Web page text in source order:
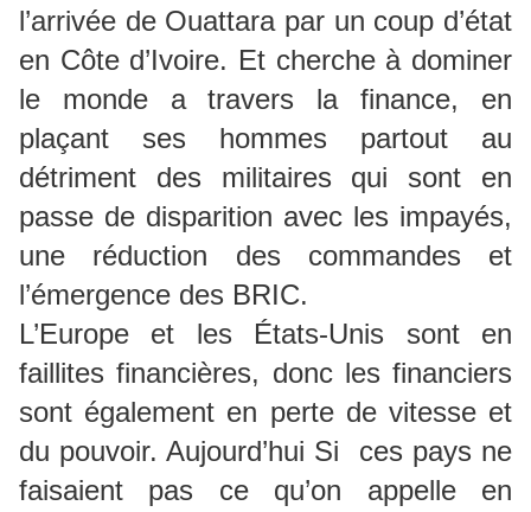
l’arrivée de Ouattara par un coup d’état
en Côte d’Ivoire. Et cherche à dominer
le monde a travers la finance, en
plaçant ses hommes partout au
détriment des militaires qui sont en
passe de disparition avec les impayés,
une réduction des commandes et
l’émergence des BRIC.
L’Europe et les États-Unis sont en
faillites financières, donc les financiers
sont également en perte de vitesse et
du pouvoir. Aujourd’hui Si ces pays ne
faisaient pas ce qu’on appelle en